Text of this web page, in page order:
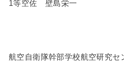
1等空佐 壁島栄一
航空自衛隊幹部学校航空研究セ